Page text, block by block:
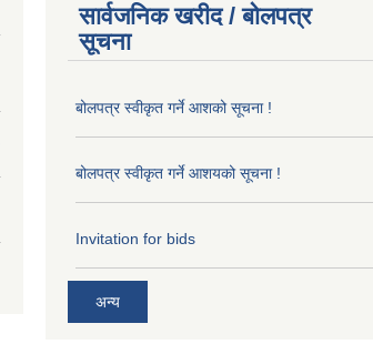
सार्वजनिक खरीद / बोलपत्र
सूचना
बोलपत्र स्वीकृत गर्ने आशको सूचना !
बोलपत्र स्वीकृत गर्ने आशयको सूचना !
Invitation for bids
अन्य